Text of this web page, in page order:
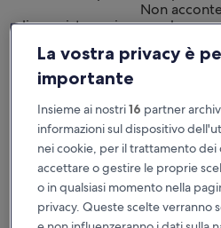
Non
di una sistemazione
Disponibile su
La vostra privacy è
importante
Insieme ai nostri16 partner
informazioni sul dispositivo
nei cookie, per il trattamento dei
accettare o gestire le proprie
o in qualsiasi momento nella
privacy. Queste scelte verranno